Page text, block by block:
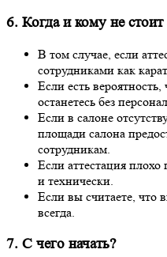
6. Когда и кому не стоит
В том случае, если
сотрудниками как
Если есть
останетесь без
Если в салоне
площади салона
сотрудникам.
Если аттестация
и технически.
Если вы считаете, что
всегда.
7. С чего начать?